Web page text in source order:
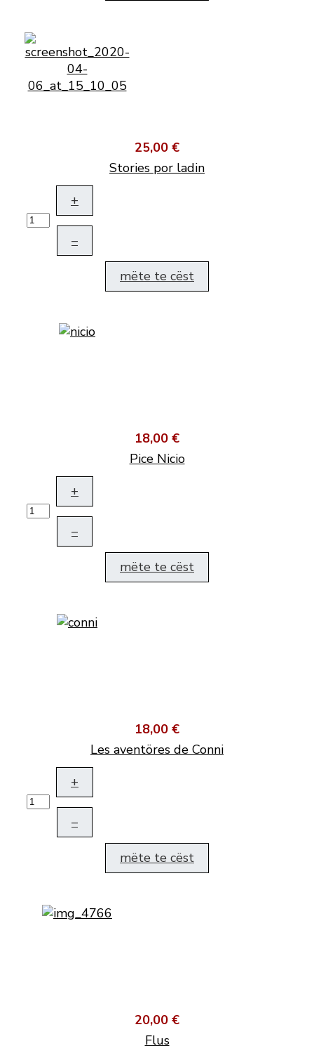
25,00 €
Stories por ladin
+
–
mëte te cëst
18,00 €
Pice Nicio
+
–
mëte te cëst
18,00 €
Les aventöres de Conni
+
–
mëte te cëst
20,00 €
Flus